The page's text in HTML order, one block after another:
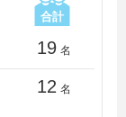
19 名
12 名